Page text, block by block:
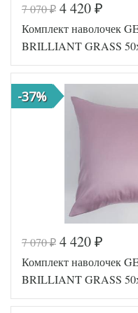
Код товара
561-638
Артикул
GG-16507
0
Размер
наволочек
50х70
(2шт)
Производитель
Grass
Код товара
561-652
Артикул
GG-27507
0
Размер
50х70
7 070₽ 4 420 ₽
Комплект наволочек
BRILLIANT GRASS
-37%
7 070₽ 4 420 ₽
Комплект наволочек
BRILLIANT GRASS